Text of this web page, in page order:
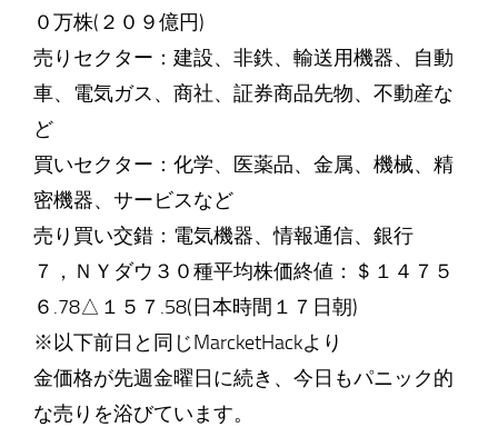
０万株(２０９億円)
売りセクター：建設、非鉄、輸送用機器、自動
車、電気ガス、商社、証券商品先物、不動産な
ど
買いセクター：化学、医薬品、金属、機械、精
密機器、サービスなど
売り買い交錯：電気機器、情報通信、銀行
７，ＮＹダウ３０種平均株価終値：＄１４７５
６.78△１５７.58(日本時間１７日朝)
※以下前日と同じMarcketHackより
金価格が先週金曜日に続き、今日もパニック的
な売りを浴びています。